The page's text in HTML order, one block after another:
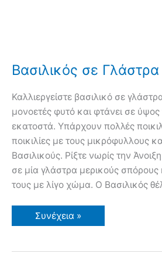
Βασιλικός σε Γλάστρα
Καλλιεργείστε βασιλικό σε
μονοετές φυτό και φτάνει σε
εκατοστά. Υπάρχουν πολλές
ποικιλίες με τους μικρόφυλλους
Βασιλικούς. Ρίξτε νωρίς την
σε μία γλάστρα μερικούς
τους με λίγο χώμα. Ο Βασιλικός
Βασιλικός
σε
Συνέχεια »